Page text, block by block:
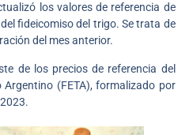
los valores de referencia de
fideicomiso del trigo. Se trata de
del mes anterior.
de los precios de referencia del
(FETA), formalizado por